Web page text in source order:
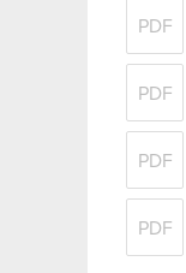
PDF
PDF
PDF
PDF